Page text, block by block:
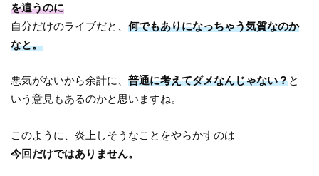
を遣うのに
自分だけのライブだと、何でもありになっちゃう気質なのか
なと。
悪気がないから余計に、普通に考えてダメなんじゃない？と
いう意見もあるのかと思いますね。
このように、炎上しそうなことをやらかすのは
今回だけではありません。